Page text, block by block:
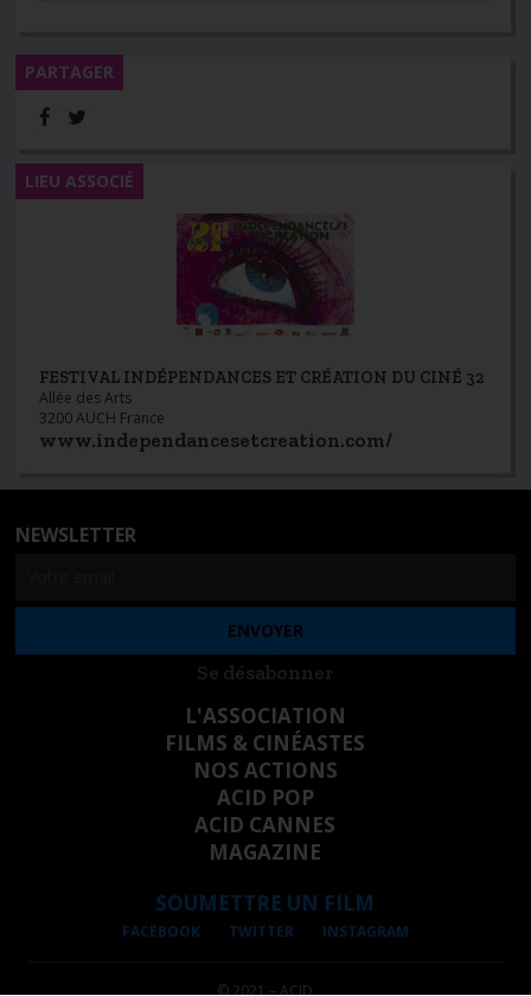
PARTAGER
FESTIVAL INDÉPENDANCES ET CRÉATION DU CINÉ 32
Allée des Arts
3200 AUCH France
www.independancesetcreation.com/
LIEU ASSOCIÉ
NEWSLETTER
Se désabonner
L'ASSOCIATION
FILMS & CINÉASTES
NOS ACTIONS
ACID POP
ACID CANNES
MAGAZINE
SOUMETTRE UN FILM
FACEBOOK TWITTER INSTAGRAM
© 2021 – ACID